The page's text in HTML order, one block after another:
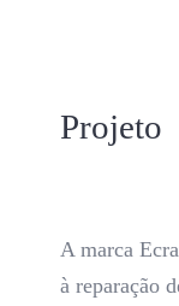
Projeto
A marca
à reparação